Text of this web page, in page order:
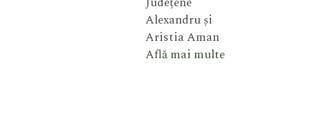
Alexandru și
Aristia Aman
Află mai multe